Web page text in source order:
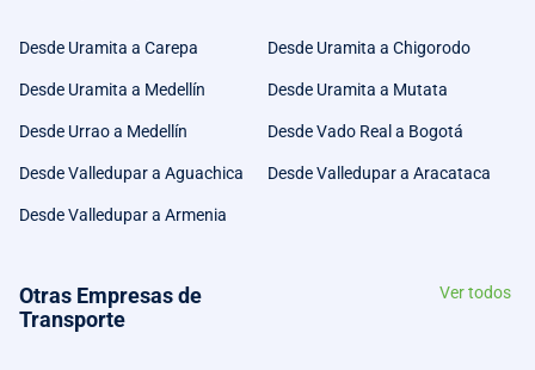
Desde Uramita a Carepa Desde Uramita a Chigorodo
Desde Uramita a Medellín Desde Uramita a Mutata
Desde Urrao a Medellín Desde Vado Real a Bogotá
Desde Valledupar a Aguachica Desde Valledupar a Aracataca
Desde Valledupar a Armenia
Otras Empresas de
Transporte
Ver todos